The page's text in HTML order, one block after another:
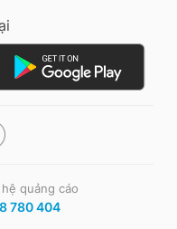
quảng cáo
780 404